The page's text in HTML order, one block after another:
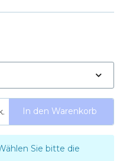
In den Warenkorb
Sie bitte die